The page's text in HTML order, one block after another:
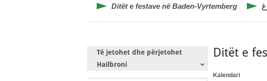
Ditët e festave në Baden-Vyrtemberg
Të jetohet dhe përjetohet
Hailbroni
Ditët e
Kalendari